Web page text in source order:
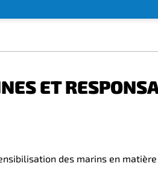
ET
des marins en matière